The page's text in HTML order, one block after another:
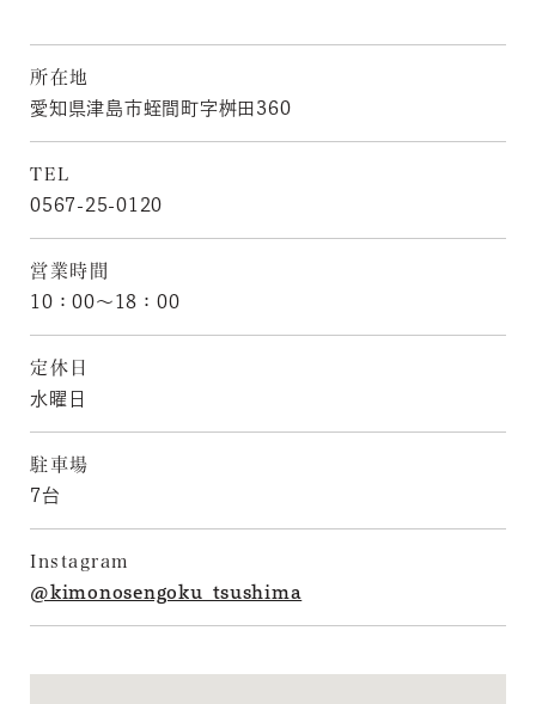
所在地
愛知県津島市蛭間町字桝田360
TEL
0567-25-0120
営業時間
10：00〜18：00
定休日
水曜日
駐車場
7台
Instagram
@kimonosengoku_tsushima